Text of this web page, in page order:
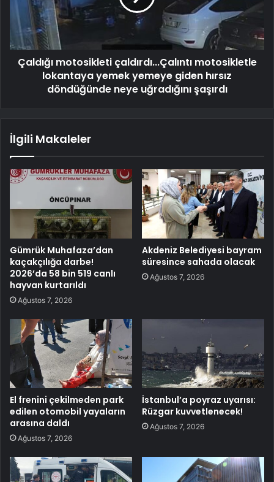
Çaldığı motosikleti çaldırdı...Çalıntı motosikletle
lokantaya yemek yemeye giden hırsız
döndüğünde neye uğradığını şaşırdı
İlgili Makaleler
Gümrük Muhafaza’dan
kaçakçılığa darbe!
2026’da 58 bin 519 canlı
hayvan kurtarıldı
Ağustos 7, 2026
Akdeniz Belediyesi bayram
süresince sahada olacak
Ağustos 7, 2026
El frenini çekilmeden park
edilen otomobil yayaların
arasına daldı
Ağustos 7, 2026
İstanbul’a poyraz uyarısı:
Rüzgar kuvvetlenecek!
Ağustos 7, 2026